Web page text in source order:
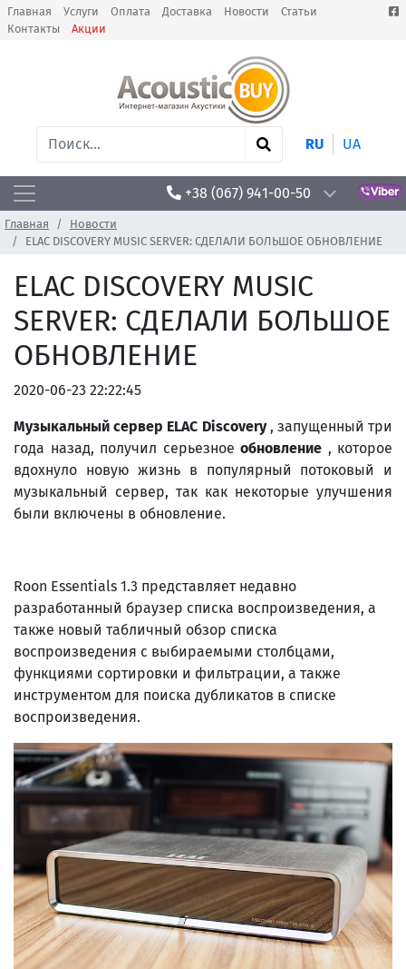
Главная Услуги Оплата Доставка Новости
Статьи
Контакты
Акции
RU UA
+38 (067) 941-00-50
Главная
Новости
ELAC DISCOVERY MUSIC SERVER: СДЕЛАЛИ БОЛЬШОЕ ОБНОВЛЕНИЕ
ELAC DISCOVERY MUSIC
SERVER: СДЕЛАЛИ БОЛЬШОЕ
ОБНОВЛЕНИЕ
2020-06-23 22:22:45
Музыкальный сервер ELAC Discovery, запущенный три
года назад, получил серьезное обновление , которое
вдохнуло новую жизнь в популярный потоковый и
музыкальный сервер, так как некоторые улучшения
были включены в обновление.
Roon Essentials 1.3 представляет недавно
разработанный браузер списка воспроизведения, а
также новый табличный обзор списка
воспроизведения с выбираемыми столбцами,
функциями сортировки и фильтрации, а также
инструментом для поиска дубликатов в списке
воспроизведения.